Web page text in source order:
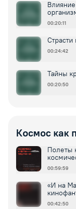
00:20:11
00:24:42
Тайны
00:20:50
Космос как
Полеты
00:59:59
«И на
00:42:50